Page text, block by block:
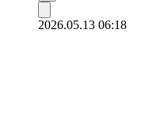
2026.05.13 06:18